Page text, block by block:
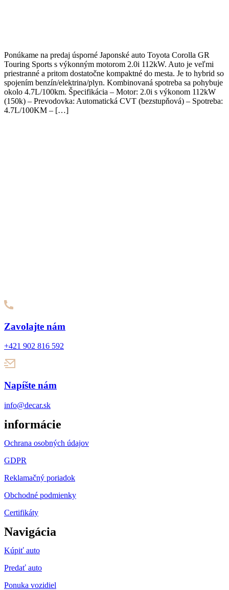
Ponúkame na predaj úsporné Japonské auto Toyota Corolla GR
Touring Sports s výkonným motorom 2.0i 112kW. Auto je veľmi
priestranné a pritom dostatočne kompaktné do mesta. Je to hybrid so
spojením benzín/elektrina/plyn. Kombinovaná spotreba sa pohybuje
okolo 4.7L/100km. Špecifikácia – Motor: 2.0i s výkonom 112kW
(150k) – Prevodovka: Automatická CVT (bezstupňová) – Spotreba:
4.7L/100KM – […]
Zavolajte nám
+421 902 816 592
Napíšte nám
info@decar.sk
informácie
Ochrana osobných údajov
GDPR
Reklamačný poriadok
Obchodné podmienky
Certifikáty
Navigácia
Kúpiť auto
Predať auto
Ponuka vozidiel